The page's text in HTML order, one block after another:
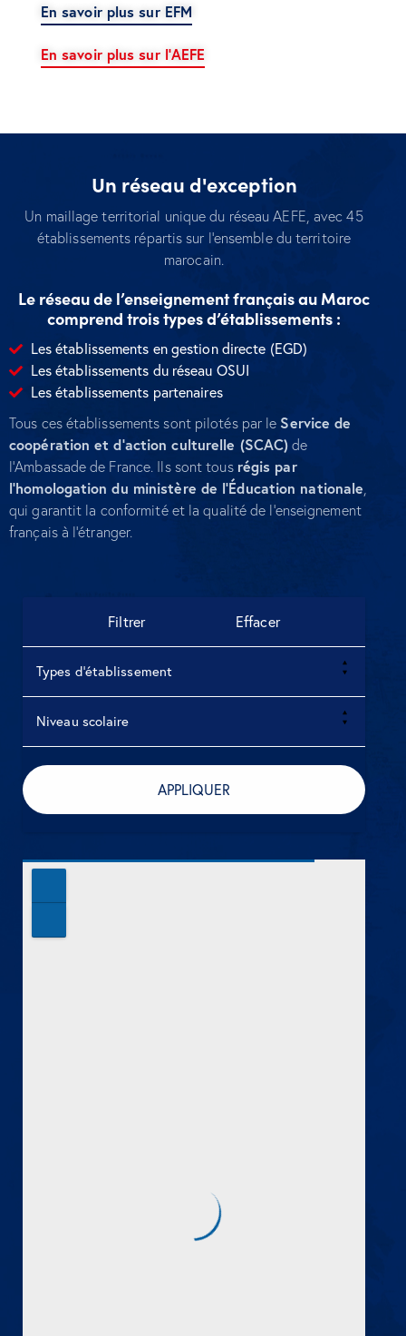
En savoir plus sur EFM
En savoir plus sur l'AEFE
Un réseau d'exception
Un maillage territorial unique du réseau AEFE, avec 45
établissements répartis sur l’ensemble du territoire
marocain.
Le réseau de l’enseignement français au Maroc
comprend trois types d’établissements :
Les établissements en gestion directe (EGD)
Les établissements du réseau OSUI
Les établissements partenaires
Tous ces établissements sont pilotés par le Service de
coopération et d’action culturelle (SCAC) de
l’Ambassade de France. Ils sont tous régis par
l’homologation du ministère de l’Éducation nationale,
qui garantit la conformité et la qualité de l’enseignement
français à l’étranger.
Types d’établissement
Niveau scolaire
APPLIQUER